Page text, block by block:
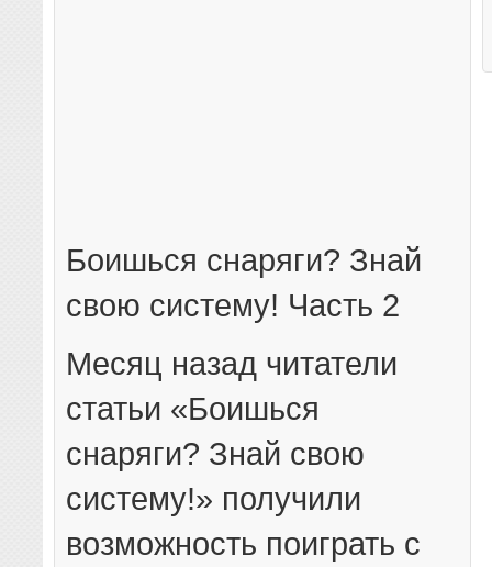
Боишься снаряги? Знай
свою систему! Часть 2
Месяц назад читатели
статьи «Боишься
снаряги? Знай свою
систему!» получили
возможность поиграть с